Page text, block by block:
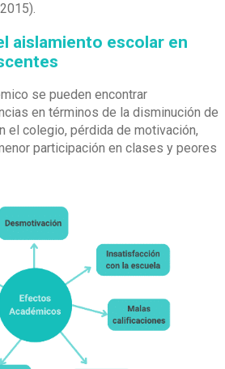
aislamiento escolar en
se pueden encontrar
en términos de la disminución de
el colegio, pérdida de motivación,
participación en clases y peores